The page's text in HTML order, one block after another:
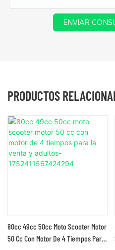
ENVIAR
PRODUCTOS
80cc 49cc 50cc Moto Scooter Motor
50 Cc Con Motor De 4 Tiempos Para